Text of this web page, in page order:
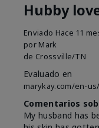
Hubby
Enviado Hace 11
por Mark
de Crossville/TN
Evaluado en
marykay.com/en-us/
Comentarios
My husband has